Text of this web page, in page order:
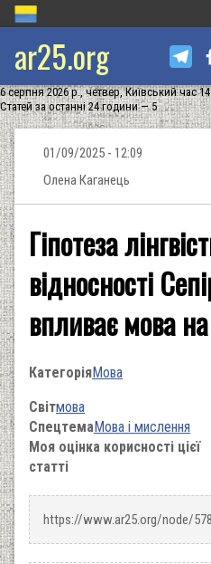
ar25.org
6 серпня 2026 р., четвер, Київський час
Статей за останні 24 години — 5
01/09/2025 - 12:09
Олена Каганець
Гіпотеза
відносності
впливає мова
КатегоріяМова
Світмова
СпецтемаМова і мислення
Моя оцінка корисності цієї
статті
https://www.ar25.org/node/